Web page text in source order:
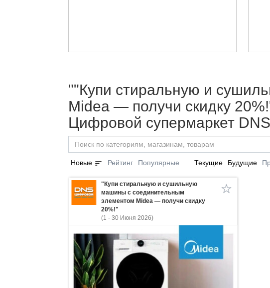
""Купи стиральную и
Midea — получи скидку
Цифровой супермаркет
Новые sort Рейтинг Популярные Текущие Будущие
"Купи стиральную и сушильную
машины с соединительным
элементом Midea — получи скидку
20%!"
(1 - 30 Июня 2026)